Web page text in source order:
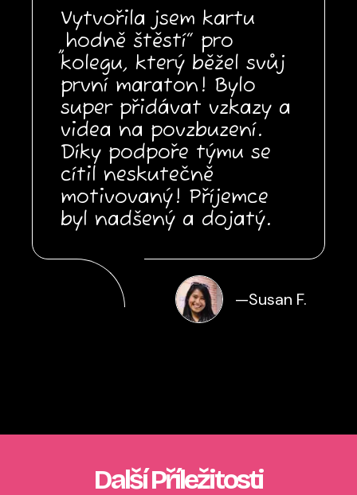
Vytvořila jsem kartu
„hodně štěstí“ pro
kolegu, který běžel svůj
první maraton! Bylo
super přidávat vzkazy a
videa na povzbuzení.
Díky podpoře týmu se
cítil neskutečně
motivovaný! Příjemce
byl nadšený a dojatý.
—Susan F.
Další Příležitosti